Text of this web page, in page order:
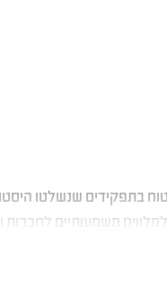
בתפקידים שנשלטו
משמעותיים